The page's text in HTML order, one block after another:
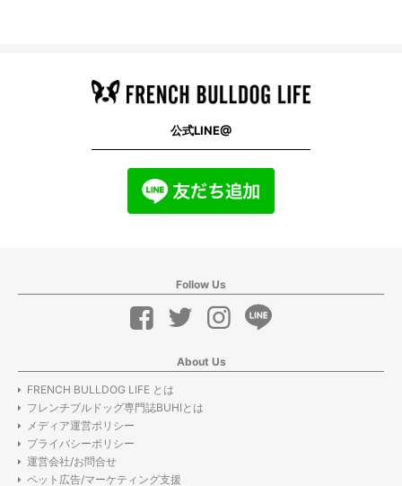
公式LINE@
Follow Us
About Us
FRENCH BULLDOG LIFE とは
フレンチブルドッグ専門誌BUHIとは
メディア運営ポリシー
プライバシーポリシー
運営会社/お問合せ
ペット広告/マーケティング支援